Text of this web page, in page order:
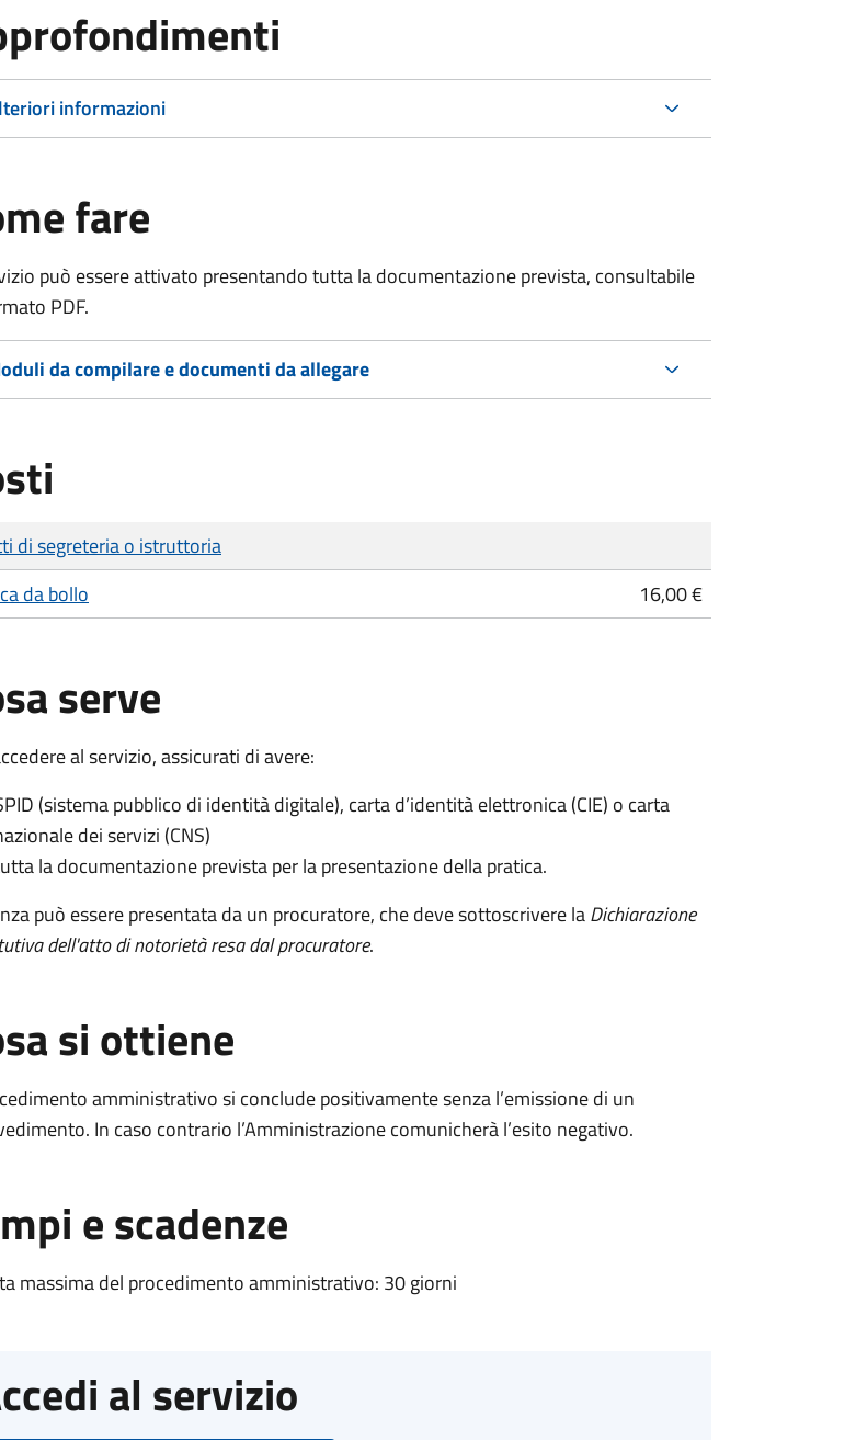
informazioni
fare
può essere attivato presentando tutta la documentazione prevista, consultabile
PDF.
da compilare e documenti da allegare
di pagamento
di segreteria o istruttoria
da bollo
16,00 €
serve
al servizio, assicurati di avere:
(sistema pubblico di identità digitale), carta d’identità elettronica (CIE) o carta
dei servizi (CNS)
la documentazione prevista per la presentazione della pratica.
può essere presentata da un procuratore, che deve sottoscrivere laDichiarazione
dell'atto di notorietà resa dal procuratore.
si ottiene
amministrativo si conclude positivamente senza l’emissione di un
In caso contrario l’Amministrazione comunicherà l’esito negativo.
e scadenze
massima del procedimento amministrativo: 30 giorni
al servizio